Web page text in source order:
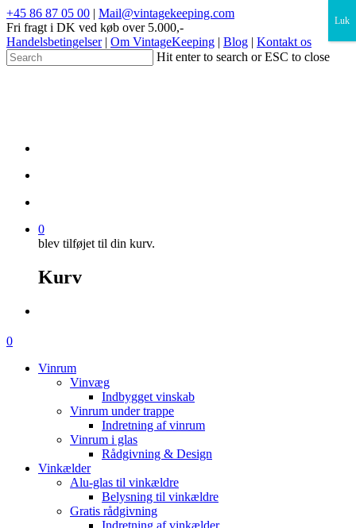
+45 86 87 05 00 | Mail@vintagekeeping.com
Fri fragt i DK ved køb over 5.000,-
Handelsbetingelser| Om VintageKeeping | Blog | Kontakt os
Hit enter to search or ESC to close
0
blev tilføjet til din kurv.
Kurv
0
Vinrum
Vinvæg
Indbygget vinskab
Vinrum under trappe
Indretning af vinrum
Vinrum i glas
Rådgivning & Design
Vinkælder
Alu-glas til vinkældre
Belysning til vinkældre
Gratis rådgivning
Indretning af vinkælder
×
Luk